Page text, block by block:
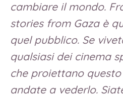
cambiare il mondo.
stories from Gaza è
quel pubblico. Se
qualsiasi dei cinema
che proiettano
andate a vederlo.